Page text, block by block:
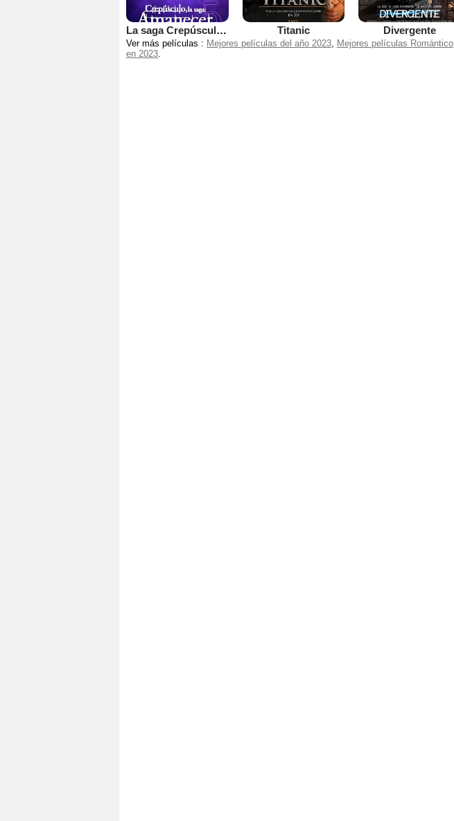
La saga Crepúsculo: Amanecer - Parte 2 Titanic Divergente
Ver más películas : Mejores películas del año 2023 Mejores películas Romántico
en 2023